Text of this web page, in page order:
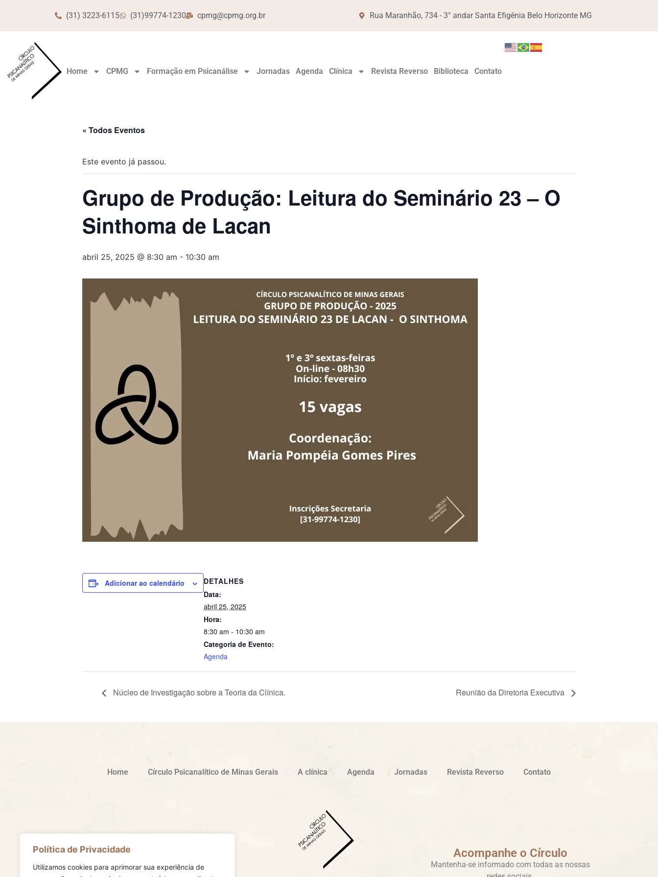
Política de Privacidade
Utilizamos cookies para aprimorar sua experiência de
(31) 3223-6115 (31)99774-1230 cpmg@cpmg.org.br Rua Maranhão, 734 - 3° andar Santa Efigênia Belo Horizonte MG
Home CPMG Formação em Psicanálise Jornadas Agenda Clínica Revista Reverso Biblioteca Contato
« Todos Eventos
Este evento já passou.
Grupo de Produção: Leitura do Seminário 23 – O
Sinthoma de Lacan
abril 25, 2025 @ 8:30 am - 10:30 am
Adicionar ao calendário
DETALHES
Data:
abril 25, 2025
Hora:
8:30 am - 10:30 am
Categoria de Evento:
Agenda
Núcleo de Investigação sobre a Teoria da Clínica. Reunião da Diretoria Executiva
Home Círculo Psicanalítico de Minas Gerais A clínica Agenda Jornadas Revista Reverso Contato
Formas de contato
Rua Maranhão 734 – 3º andar Santa Efigênia,
Acompanhe o Círculo
Mantenha-se informado com todas as nossas